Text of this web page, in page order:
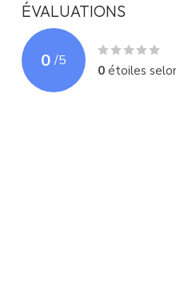
ÉVALUATIONS
0 /5
0étoiles